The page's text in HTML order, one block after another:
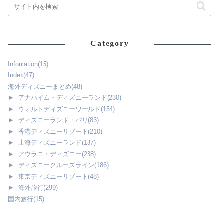
Category
Infomation(15)
Index(47)
海外ディズニーまとめ(48)
►
アナハイム・ディズニーランド (230)
►
ウォルトディズニーワールド (154)
►
ディズニーランド・パリ (83)
►
香港ディズニーリゾート (210)
►
上海ディズニーランド (187)
►
アウラニ・ディズニー(238)
►
ディズニークルーズライン(186)
►
東京ディズニーリゾート (48)
►
海外旅行(299)
国内旅行(15)